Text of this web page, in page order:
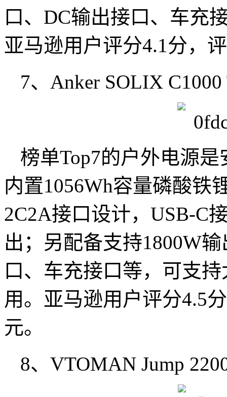
口、DC输出接口、车充
亚马逊用户评分4.1分，
7、Anker SOLIX C1000
榜单Top7的户外电源
内置1056Wh容量磷酸铁
2C2A接口设计，USB-C
出；另配备支持1800W
口、车充接口等，可支
用。亚马逊用户评分4.5
元。
8、VTOMAN Jump